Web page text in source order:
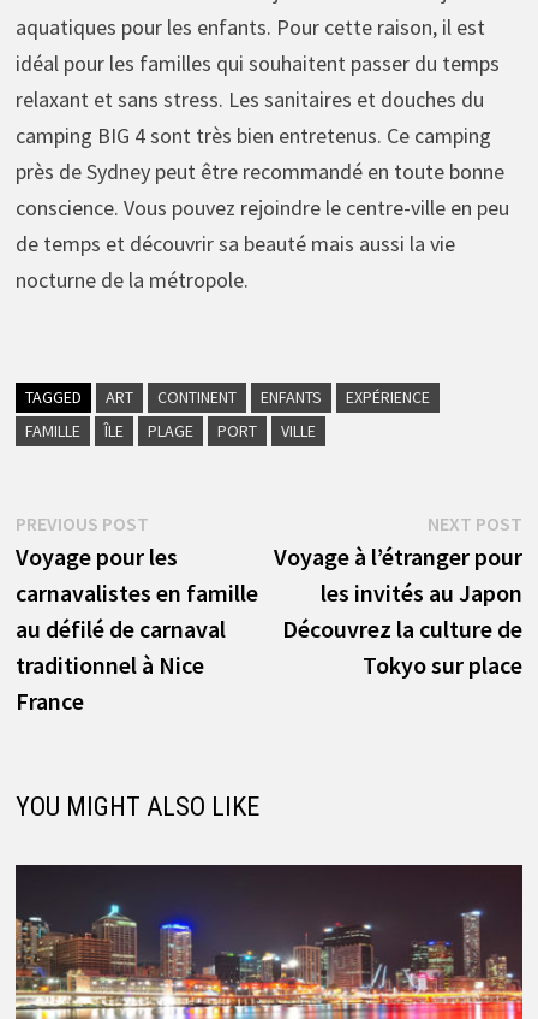
aquatiques pour les enfants. Pour cette raison, il est
idéal pour les familles qui souhaitent passer du temps
relaxant et sans stress. Les sanitaires et douches du
camping BIG 4 sont très bien entretenus. Ce camping
près de Sydney peut être recommandé en toute bonne
conscience. Vous pouvez rejoindre le centre-ville en peu
de temps et découvrir sa beauté mais aussi la vie
nocturne de la métropole.
TAGGED ART CONTINENT ENFANTS
EXPÉRIENCE
FAMILLE
ÎLE PLAGE PORT VILLE
Navigation
de
l’article
PREVIOUS POSTPrevious
post:
Voyage pour les
carnavalistes en famille
au défilé de carnaval
traditionnel à Nice
France
NEXT POST
Voyage à l’étranger pour
les invités au Japon
Découvrez la culture de
Tokyo sur place
YOU MIGHT ALSO LIKE